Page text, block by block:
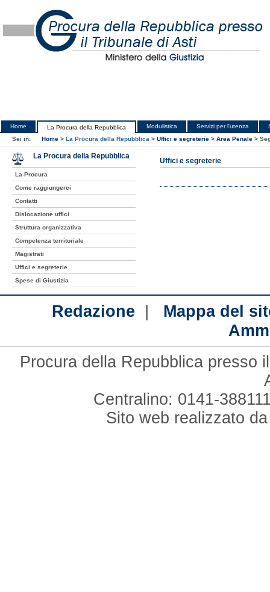
Home La Procura della Repubblica Modulistica Servizi per l'utenza
Sei in:
Home > La Procura della Repubblica > Uffici e segreterie > Area Penale >
Uffici e segreterie
La Procura della Repubblica
La Procura
Come raggiungerci
Contatti
Dislocazione uffici
Struttura organizzativa
Competenza territoriale
Magistrati
Uffici e segreterie
Spese di Giustizia
Redazione
Mappa del
Procura della Repubblica presso
Centralino: 0141-
Sito web realizzato